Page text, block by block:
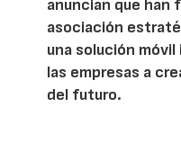
anuncian que han
asociación
una solución
las empresas a
del futuro.